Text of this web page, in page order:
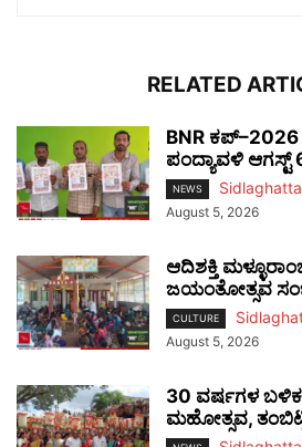
RELATED
BNR
ಪಂದ್ಯಾವಳಿ
NEWS
August 5, 2026
ಆದಿಶಕ್ತಿ
ಜಯಂತೋತ್ಸವ
CULTURE
August 5, 2026
30 ವರ್ಷಗಳ ಬಳಿಕ
ಮಹೋತ್ಸವ,